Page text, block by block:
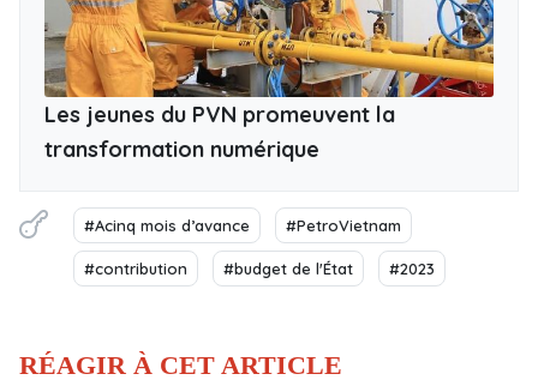
Les jeunes du PVN promeuvent la
transformation numérique
#Acinq mois d’avance #PetroVietnam
#contribution #budget de l'État #2023